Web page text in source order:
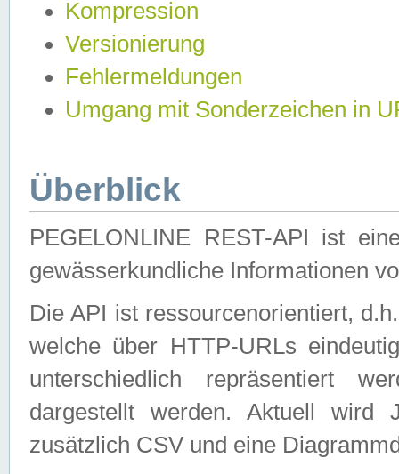
Kompression
Versionierung
Fehlermeldungen
Umgang mit Sonderzeichen in
Überblick
PEGELONLINE REST-API ist
gewässerkundliche Informationen
Die API ist ressourcenorientiert,
welche über HTTP-URLs
unterschiedlich repräsentiert
dargestellt werden. Aktuell wird
zusätzlich CSV und eine